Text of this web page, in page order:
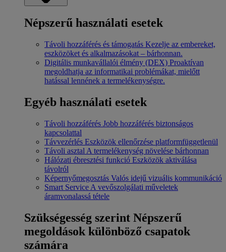
Népszerű használati esetek
Távoli hozzáférés és támogatás Kezelje az embereket,
eszközöket és alkalmazásokat – bárhonnan.
Digitális munkavállalói élmény (DEX) Proaktívan
megoldhatja az informatikai problémákat, mielőtt
hatással lennének a termelékenységre.
Egyéb használati esetek
Távoli hozzáférés Jobb hozzáférés biztonságos
kapcsolattal
Távvezérlés Eszközök ellenőrzése platformfüggetlenül
Távoli asztal A termelékenység növelése bárhonnan
Hálózati ébresztési funkció Eszközök aktiválása
távolról
Képernyőmegosztás Valós idejű vizuális kommunikáció
Smart Service A vevőszolgálati műveletek
áramvonalassá tétele
Szükségesség szerint Népszerű
megoldások különböző csapatok
számára